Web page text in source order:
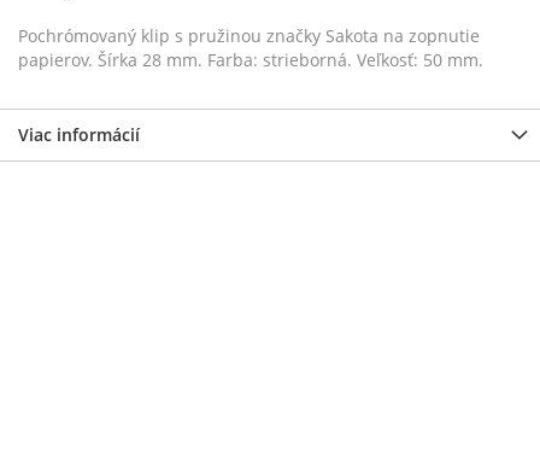
Pochrómovaný klip s pružinou značky Sakota na zopnutie
papierov. Šírka 28 mm. Farba: strieborná. Veľkosť: 50 mm.
Viac informácií